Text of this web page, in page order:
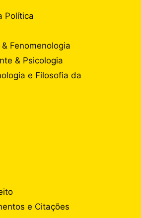
Política
Fenomenologia
& Psicologia
e Filosofia da
e Citações